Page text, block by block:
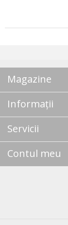
Magazine
Informații
Servicii
Contul meu